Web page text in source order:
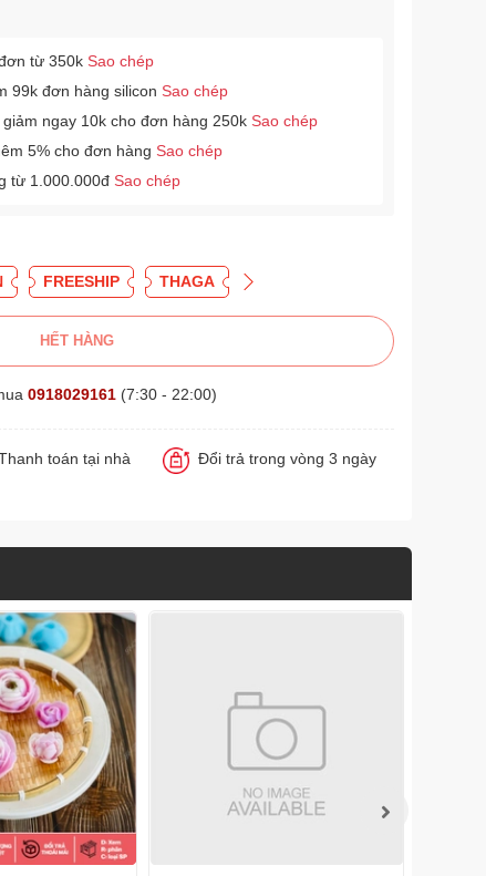
từ 350k Sao chép
99k đơn hàng silicon Sao chép
giảm ngay 10k cho đơn hàng 250k Sao chép
5% cho đơn hàng Sao chép
từ 1.000.000đ Sao chép
FREESHIP THAGA
HẾT HÀNG
0918029161 (7:30 - 22:00)
toán tại nhà Đổi trả trong vòng 3 ngày